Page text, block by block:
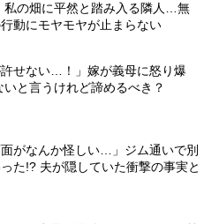
の畑に平然と踏み入る隣人…無
動にモヤモヤが止まらない
許せない…！」嫁が義母に怒り爆
と言うけれど諦めるべき？
面がなんか怪しい…」ジム通いで別
た!? 夫が隠していた衝撃の事実と